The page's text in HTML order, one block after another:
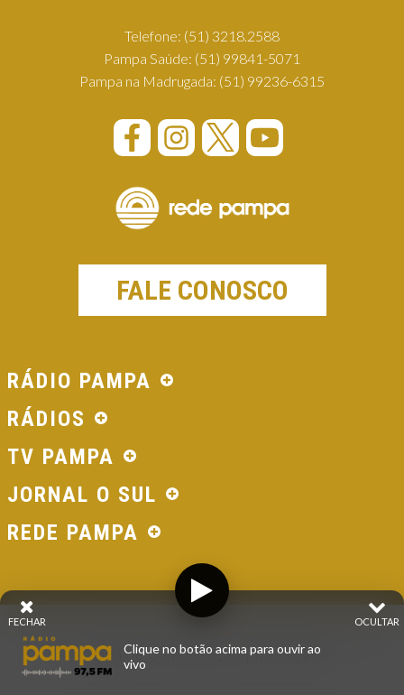
Telefone: (51) 3218.2588
Pampa Saúde: (51) 99841-5071
Pampa na Madrugada: (51) 99236-6315
FALE CONOSCO
RÁDIO PAMPA
RÁDIOS
TV PAMPA
JORNAL O SUL
REDE PAMPA
© 2026 - Direitos Reservados - Rádio Pampa - Rede
Pampa de Comunicação | RS - Brasil.
OCULTAR
FECHAR
Clique no botão acima para ouvir ao
vivo